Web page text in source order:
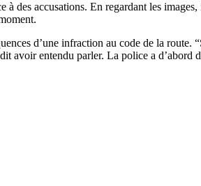
des accusations. En regardant les
d’une infraction au code de la
avoir entendu parler. La police a d’abord